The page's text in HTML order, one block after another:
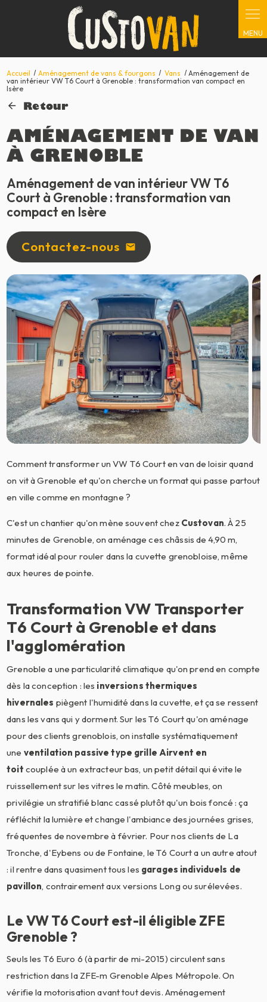
Accueil Aménagement de vans & fourgons Vans
Aménagement de
van intérieur VW T6 Court à Grenoble : transformation van compact en
Isère
Retour
AMÉNAGEMENT DE VAN
À GRENOBLE
Aménagement de van intérieur VW T6
Court à Grenoble : transformation van
compact en Isère
Contactez-nous mail
Comment transformer un VW T6 Court en van de loisir quand
on vit à Grenoble et qu'on cherche un format qui passe partout
en ville comme en montagne ?
C'est un chantier qu'on mène souvent chez Custovan. À 25
minutes de Grenoble, on aménage ces châssis de 4,90 m,
format idéal pour rouler dans la cuvette grenobloise, même
aux heures de pointe.
Transformation VW Transporter
T6 Court à Grenoble et dans
l'agglomération
Grenoble a une particularité climatique qu'on prend en compte
dès la conception : les inversions thermiques
hivernales piègent l'humidité dans la cuvette, et ça se ressent
dans les vans qui y dorment. Sur les T6 Court qu'on aménage
pour des clients grenoblois, on installe systématiquement
une ventilation passive type grille Airvent en
toit couplée à un extracteur bas, un petit détail qui évite le
ruissellement sur les vitres le matin. Côté meubles, on
privilégie un stratifié blanc cassé plutôt qu'un bois foncé : ça
réfléchit la lumière et change l'ambiance des journées grises,
fréquentes de novembre à février. Pour nos clients de La
Tronche, d'Eybens ou de Fontaine, le T6 Court a un autre atout
: il rentre dans quasiment tous les garages individuels de
pavillon, contrairement aux versions Long ou surélevées.
Le VW T6 Court est-il éligible ZFE
Grenoble ?
Seuls les T6 Euro 6 (à partir de mi-2015) circulent sans
restriction dans la ZFE-m Grenoble Alpes Métropole. On
vérifie la motorisation avant tout devis. Aménagement
Panneau de gestion des cookies